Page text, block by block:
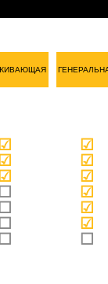
☑
☑
☑
☐
☐
☐
☐
☑
☑
☑
☑
☑
☑
☐